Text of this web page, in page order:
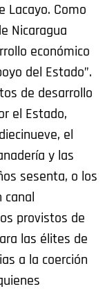
Lacayo. Como
Nicaragua
económico
del Estado”.
de desarrollo
el Estado,
el
y las
sesenta, o los
canal
provistos de
las élites de
a la coerción